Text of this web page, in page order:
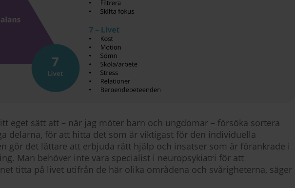
eget sätt att – när jag möter barn och ungdomar – försöka sortera
delarna, för att hitta det som är viktigast för den individuella
gör det lättare att erbjuda rätt hjälp och insatser som är förankrade i
Man behöver inte vara specialist i neuropsykiatri för att
titta på livet utifrån de här olika områdena och svårigheterna, säger